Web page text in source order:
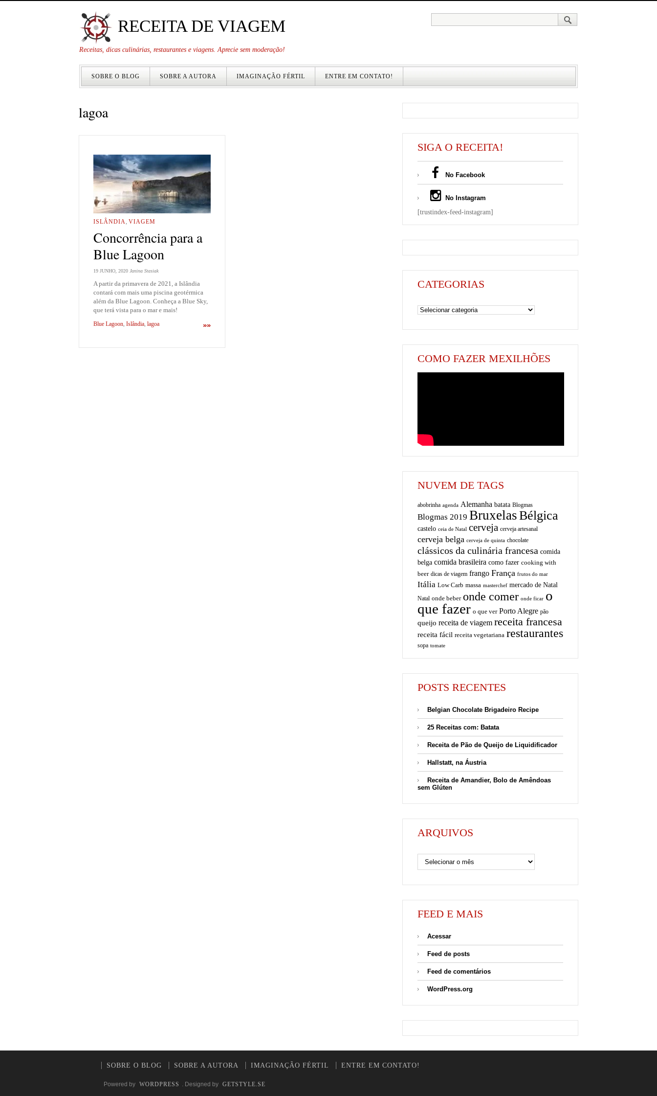
RECEITA DE VIAGEM
Receitas, dicas culinárias, restaurantes e viagens. Aprecie sem moderação!
SOBRE O BLOG SOBRE A AUTORA IMAGINAÇÃO FÉRTIL ENTRE EM CONTATO!
lagoa
ISLÂNDIA, VIAGEM
Concorrência para a
Blue Lagoon
19 JUNHO, 2020 Janina Stasiak
A partir da primavera de 2021, a Islândia
contará com mais uma piscina geotérmica
além da Blue Lagoon. Conheça a Blue Sky,
que terá vista para o mar e mais!
»»
Blue Lagoon, Islândia, lagoa
SIGA O RECEITA!
No Facebook
No Instagram
[trustindex-feed-instagram]
CATEGORIAS
COMO FAZER MEXILHÕES
NUVEM DE TAGS
abobrinha agenda Alemanha batata Blogmas
Blogmas 2019 BruxelasBélgica
castelo ceia de Natal cerveja cerveja artesanal
cerveja belga cerveja de quinta chocolate
clássicos da culinária francesa comida
belga comida brasileira como fazer cooking with
beer dicas de viagem frango França frutos do mar
Itália Low Carb massa masterchef mercado de Natal
Natal onde beber onde comer onde ficar o
que fazer o que ver Porto Alegre pão
queijo receita de viagem receita francesa
receita fácil receita vegetariana restaurantes
sopa tomate
POSTS RECENTES
Belgian Chocolate Brigadeiro Recipe
25 Receitas com: Batata
Receita de Pão de Queijo de Liquidificador
Hallstatt, na Áustria
Receita de Amandier, Bolo de Amêndoas
sem Glúten
ARQUIVOS
FEED E MAIS
Acessar
Feed de posts
Feed de comentários
WordPress.org
SOBRE O BLOG SOBRE A AUTORA IMAGINAÇÃO FÉRTIL ENTRE EM CONTATO!
Powered by WORDPRESS . Designed by GETSTYLE.SE